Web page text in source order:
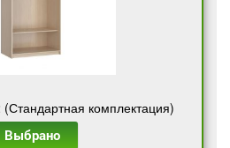
комплектация)
Выбрано